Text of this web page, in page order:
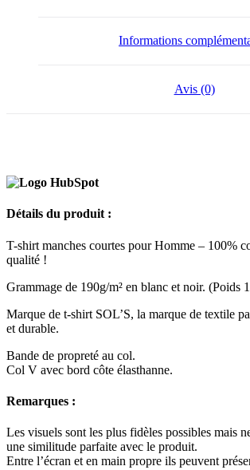
Informations
Avis (0)
Détails du produit :
T-shirt manches courtes pour Homme – 100%
qualité !
Grammage de 190g/m² en blanc et noir. (Poids
Marque de t-shirt SOL’S, la marque de textile
et durable.
Bande de propreté au col.
Col V avec bord côte élasthanne.
Remarques :
Les visuels sont les plus fidèles possibles mais
une similitude parfaite avec le produit.
Entre l’écran et en main propre ils peuvent